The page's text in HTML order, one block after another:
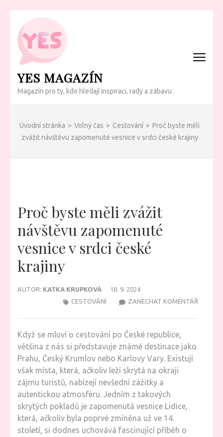
Přeskočit
obsah
(Enter)
YES MAGAZÍN
Magazín pro ty, kdo hledají inspiraci, rady a zábavu
Úvodní stránka > Volný čas > Cestování > Proč byste měli
zvážit návštěvu zapomenuté vesnice v srdci české krajiny
Proč byste měli zvážit
návštěvu zapomenuté
vesnice v srdci české
krajiny
AUTOR: KATKA KRUPKOVÁ
18. 9. 2024
ZANECHAT KOMENTÁŘNA
CESTOVÁNÍ
Když se mluví o cestování po České republice,
většina z nás si představuje známé destinace jako
Prahu, Český Krumlov nebo Karlovy Vary. Existují
však místa, která, ačkoliv leží skrytá na okraji
zájmu turistů, nabízejí nevšední zážitky a
autentickou atmosféru. Jedním z takových
skrytých pokladů je zapomenutá vesnice Lidice,
která, ačkoliv byla poprvé zmíněna už ve 14.
století, si dodnes uchovává fascinující příběh o